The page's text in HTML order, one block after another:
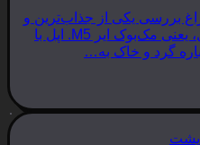
بررسی یکی از جذاب‌ترین و
پربحث‌ترین لپ‌تاپ‌های امسال اپل، یعنی مک‌بوک ایر M5. اپل با